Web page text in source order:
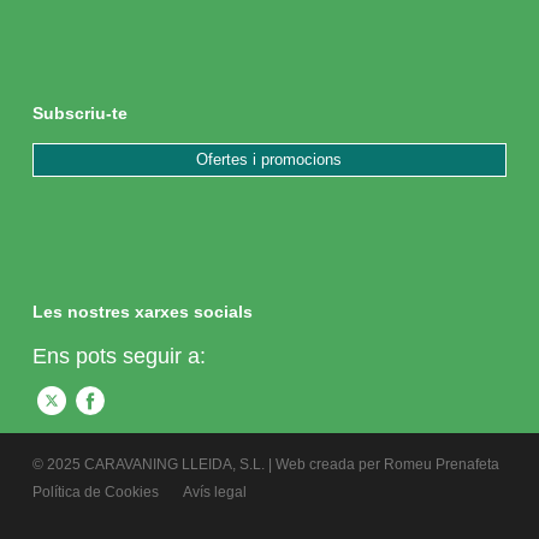
Subscriu-te
Ofertes i promocions
Les nostres xarxes socials
Ens pots seguir a:
© 2025 CARAVANING LLEIDA, S.L. | Web creada per Romeu Prenafeta
Política de Cookies
Avís legal